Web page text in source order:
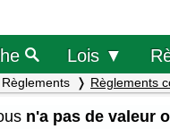
Lois ▼
Règlements Règlements
n'a pas de valeur